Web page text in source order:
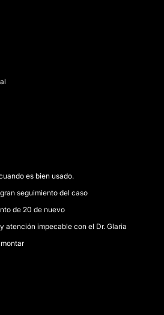
es bien usado.
seguimiento del caso
de 20 de nuevo
atención impecable con el Dr. Glaria